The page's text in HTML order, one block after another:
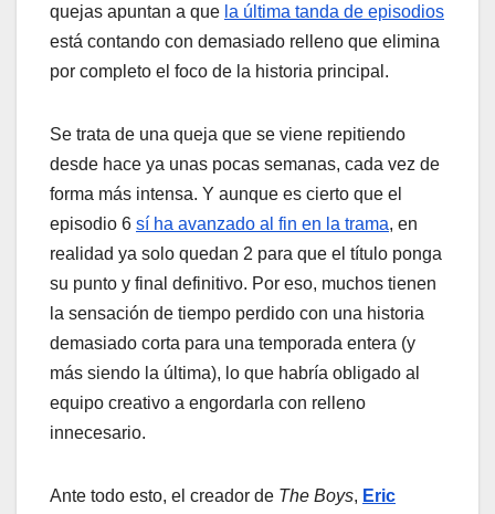
quejas apuntan a que la última tanda de episodios
está contando con demasiado relleno que elimina
por completo el foco de la historia principal.
Se trata de una queja que se viene repitiendo
desde hace ya unas pocas semanas, cada vez de
forma más intensa. Y aunque es cierto que el
episodio 6 sí ha avanzado al fin en la trama, en
realidad ya solo quedan 2 para que el título ponga
su punto y final definitivo. Por eso, muchos tienen
la sensación de tiempo perdido con una historia
demasiado corta para una temporada entera (y
más siendo la última), lo que habría obligado al
equipo creativo a engordarla con relleno
innecesario.
Ante todo esto, el creador de The Boys, Eric